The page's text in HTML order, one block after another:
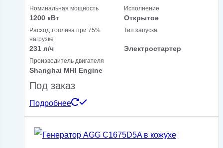
Номинальная мощность
1200 кВт
Исполнение
Открытое
Расход топлива при 75%
нагрузке
231 л/ч
Тип запуска
Электростартер
Производитель двигателя
Shanghai MHI Engine
Под заказ
Подробнее